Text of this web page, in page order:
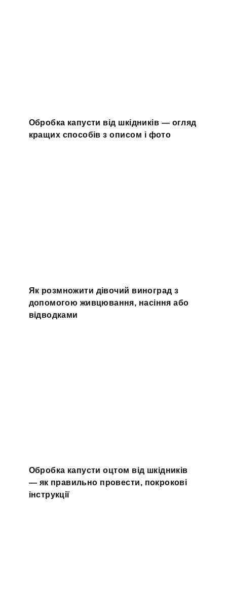
Обробка капусти від шкідників — огляд
кращих способів з описом і фото
Як розмножити дівочий виноград з
допомогою живцювання, насіння або
відводками
Обробка капусти оцтом від шкідників
— як правильно провести, покрокові
інструкції